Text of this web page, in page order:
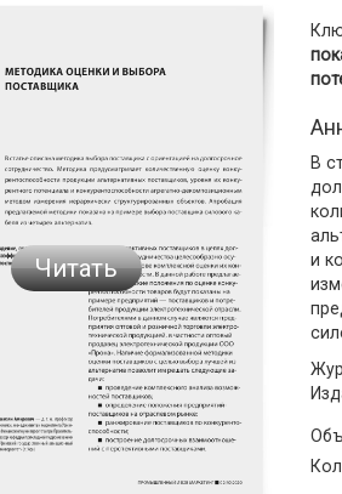
Читать
В
и